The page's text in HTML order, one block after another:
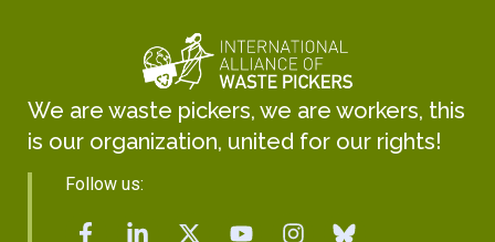
We are waste pickers, we are workers, this
is our organization, united for our rights!
Follow us: